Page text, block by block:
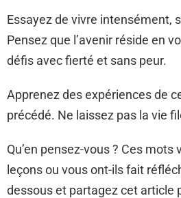
Essayez de vivre intensément,
Pensez que l’avenir réside en
défis avec fierté et sans peur.
Apprenez des expériences de
précédé. Ne laissez pas la vie
Qu’en pensez-vous ? Ces
leçons ou vous ont-ils fait
dessous et partagez cet article